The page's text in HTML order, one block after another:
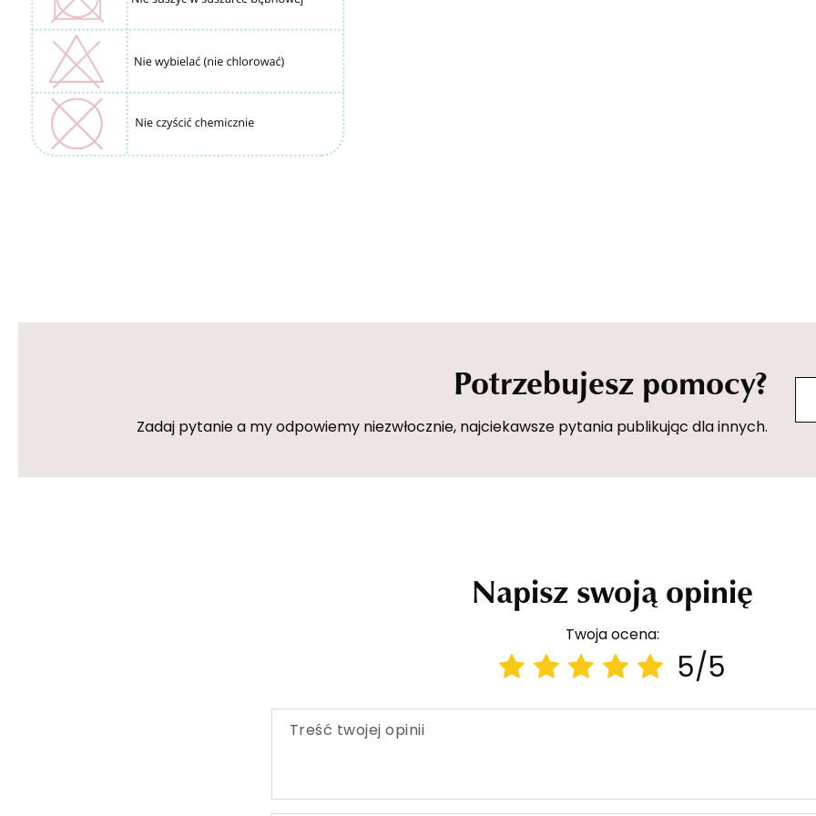
Potrzebujesz pomocy?
Zadaj pytanie a my odpowiemy niezwłocznie, najciekawsze pytania publikując dla innych.
Napisz swoją opinię
Twoja ocena:
5/5
Treść twojej opinii